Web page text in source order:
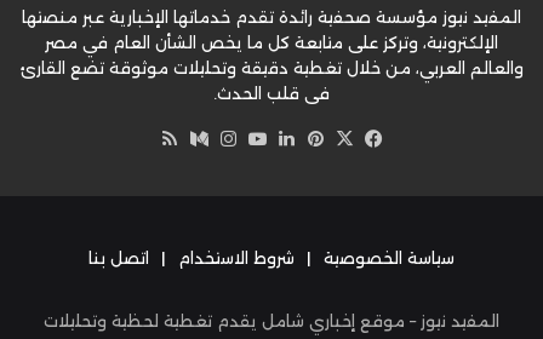
المفيد نيوز مؤسسة صحفية رائدة تقدم خدماتها الإخبارية عبر منصتها
الإلكترونية، وتركز على متابعة كل ما يخص الشأن العام في مصر
والعالم العربي، من خلال تغطية دقيقة وتحليلات موثوقة تضع القارئ
في قلب الحدث.
فيسبوك
‫X بينتيريست
لينكدإن‫YouTube
انستقرام
وسط
سياسة الخصوصية | شروط الاستخدام | اتصل بنا
المفيد نيوز – موقع إخباري شامل يقدم تغطية لحظية وتحليلات